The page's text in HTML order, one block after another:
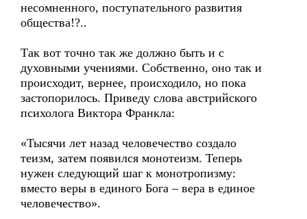
несомненного, поступательного развития
общества!?..
Так вот точно так же должно быть и с
духовными учениями. Собственно, оно так и
происходит, вернее, происходило, но пока
застопорилось. Приведу слова австрийского
психолога Виктора Франкла:
«Тысячи лет назад человечество создало
теизм, затем появился монотеизм. Теперь
нужен следующий шаг к монотропизму:
вместо веры в единого Бога – вера в единое
человечество».